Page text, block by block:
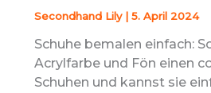
Secondhand Lily | 5. April 2024
Schuhe bemalen einfach:
Acrylfarbe und Fön einen
Schuhen und kannst sie